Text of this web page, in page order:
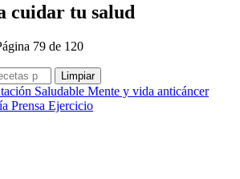
cuidar tu salud
79 de 120
Limpiar
Saludable Mente y vida anticáncer
Prensa Ejercicio